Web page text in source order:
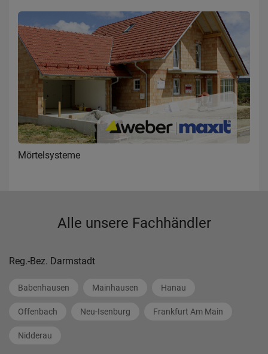
Mörtelsysteme
Alle unsere Fachhändler
Reg.-Bez. Darmstadt
Babenhausen Mainhausen Hanau
Offenbach Neu-Isenburg Frankfurt Am Main
Nidderau